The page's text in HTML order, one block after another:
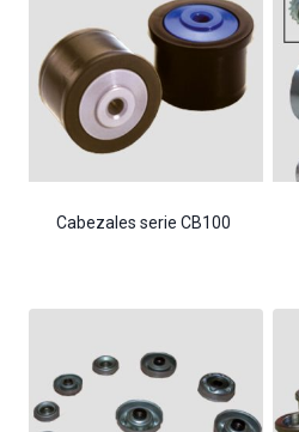
Cabezales serie CB100